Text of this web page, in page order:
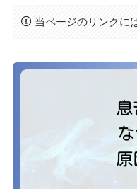
当ページのリンクに